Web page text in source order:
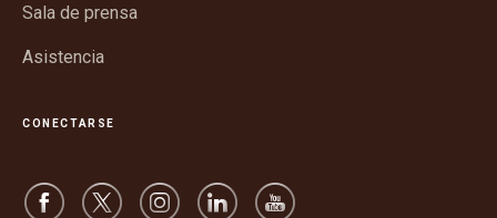
Sala de prensa
Asistencia
CONECTARSE